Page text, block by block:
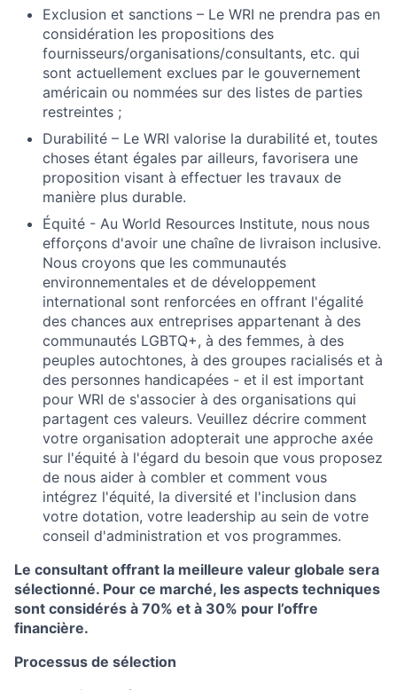
Exclusion et sanctions – Le WRI ne prendra pas en
considération les propositions des
fournisseurs/organisations/consultants, etc. qui
sont actuellement exclues par le gouvernement
américain ou nommées sur des listes de parties
restreintes ;
Durabilité – Le WRI valorise la durabilité et, toutes
choses étant égales par ailleurs, favorisera une
proposition visant à effectuer les travaux de
manière plus durable.
Équité - Au World Resources Institute, nous nous
efforçons d'avoir une chaîne de livraison inclusive.
Nous croyons que les communautés
environnementales et de développement
international sont renforcées en offrant l'égalité
des chances aux entreprises appartenant à des
communautés LGBTQ+, à des femmes, à des
peuples autochtones, à des groupes racialisés et à
des personnes handicapées - et il est important
pour WRI de s'associer à des organisations qui
partagent ces valeurs. Veuillez décrire comment
votre organisation adopterait une approche axée
sur l'équité à l'égard du besoin que vous proposez
de nous aider à combler et comment vous
intégrez l'équité, la diversité et l'inclusion dans
votre dotation, votre leadership au sein de votre
conseil d'administration et vos programmes.
Le consultant offrant la meilleure valeur globale sera
sélectionné. Pour ce marché, les aspects techniques
sont considérés à 70% et à 30% pour l’offre
financière.
Processus de sélection